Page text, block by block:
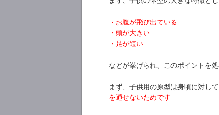
・お腹が飛び出ている
・頭が大きい
・足が短い
などが挙げられ、このポイントを
まず、子供用の原型は身頃に対し
を通せないためです